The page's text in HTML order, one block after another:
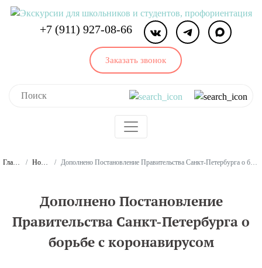
+7 (911) 927-08-66
Заказать звонок
Главная Новости Дополнено Постановление Правительства Санкт-Петербурга о борьбе с коронавирусом
Дополнено Постановление
Правительства Санкт-Петербурга о
борьбе с коронавирусом